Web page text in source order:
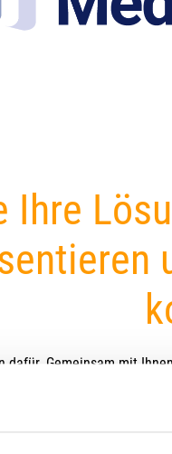
Newline
Ihre
dafür. Gemeinsam mit
reichen von Digital
und Institutionen mit